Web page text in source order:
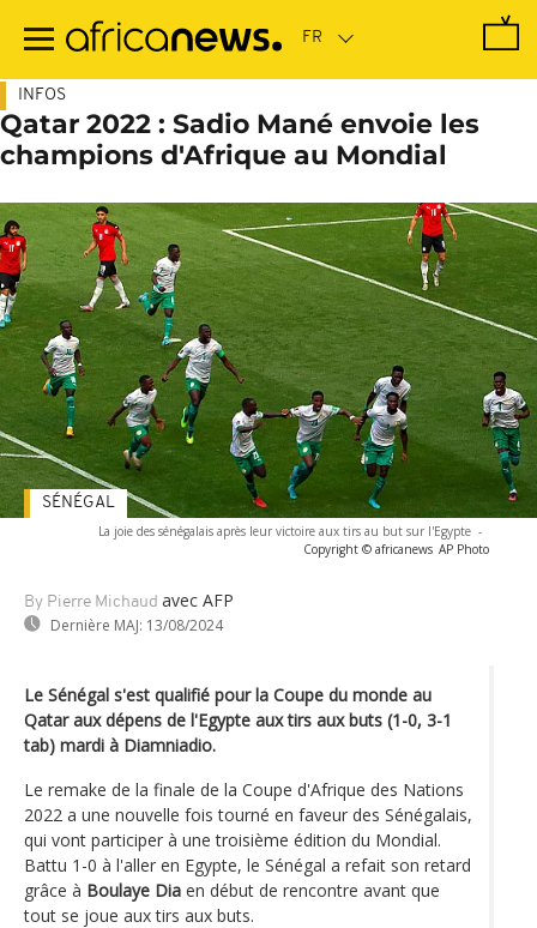
contenu
INFOS
Qatar 2022 : Sadio Mané envoie les
champions d'Afrique au Mondial
La joie des sénégalais après leur victoire aux tirs au but sur l'Egypte -
Copyright © africanews AP Photo
By Pierre Michaud avec AFP
Dernière MAJ: 13/08/2024
SÉNÉGAL
Le Sénégal s'est qualifié pour la Coupe du monde au
Qatar aux dépens de l'Egypte aux tirs aux buts (1-0, 3-1
tab) mardi à Diamniadio.
Le remake de la finale de la Coupe d'Afrique des Nations
2022 a une nouvelle fois tourné en faveur des Sénégalais,
qui vont participer à une troisième édition du Mondial.
Battu 1-0 à l'aller en Egypte, le Sénégal a refait son retard
grâce à Boulaye Dia en début de rencontre avant que
tout se joue aux tirs aux buts.